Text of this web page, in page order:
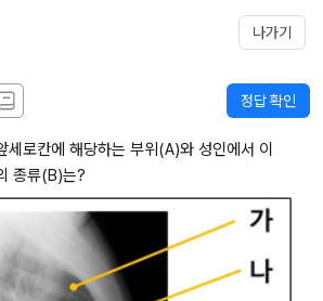
나가기
정답 확인
세로칸에 해당하는 부위(A)와 성인에서 이
종류(B)는?